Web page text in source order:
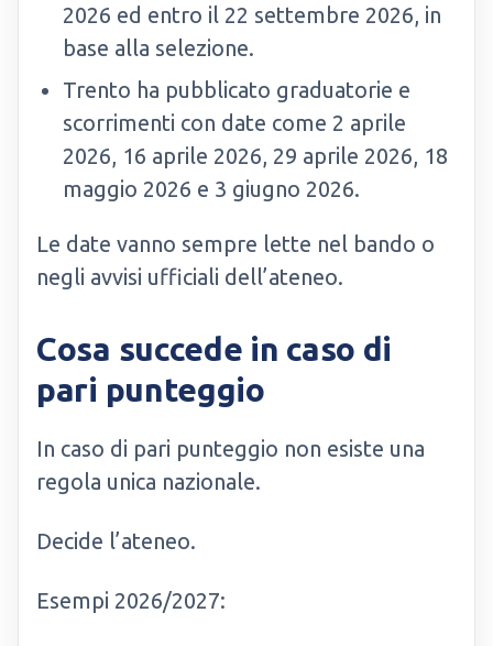
2026 ed entro il 22 settembre 2026, in
base alla selezione.
Trento ha pubblicato graduatorie e
scorrimenti con date come 2 aprile
2026, 16 aprile 2026, 29 aprile 2026, 18
maggio 2026 e 3 giugno 2026.
Le date vanno sempre lette nel bando o
negli avvisi ufficiali dell’ateneo.
Cosa succede in caso di
pari punteggio
In caso di pari punteggio non esiste una
regola unica nazionale.
Decide l’ateneo.
Esempi 2026/2027: